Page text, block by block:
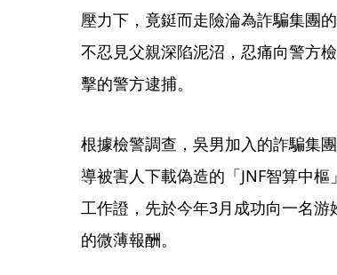
壓力下，竟鋌而走險淪為詐騙集團
不忍見父親深陷泥沼，忍痛向警方
擊的警方逮捕。
根據檢警調查，吳男加入的詐騙集
導被害人下載偽造的「JNF智算中
工作證，先於今年3月成功向一名
的微薄報酬。